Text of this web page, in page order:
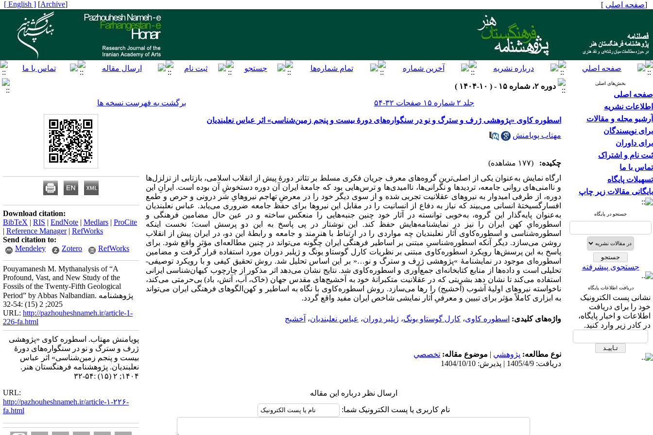
[صفحه اصلی ]
[
Archive
]
[ English ]
بخش‌های اصلی
صفحه اصلی
اطلاعات نشریه
آرشیو مجله و مقالات
برای نویسندگان
برای داوران
ثبت نام و اشتراک
تماس با ما
تسهیلات پایگاه
بایگانی مقالات زیر چاپ
جستجو در پایگاه
جستجوی پیشرفته
دریافت اطلاعات پایگاه
نشانی پست الکترونیک
خود را برای دریافت
اطلاعات و اخبار پایگاه،
در کادر زیر وارد کنید.
دوره ۲، شماره ۱۵ - ( ۱۰-۱۴۰۴ )
جلد ۲ شماره ۱۵ صفحات ۳۲-۵۴
برگشت به فهرست نسخه ها
اسطوره کاوی «پژوهشی ژرف و سترگ و نو در سنگواره‌های دورهٔ بیست و پنجم زمین‌شناسی» اثر عباس نعلبندیان
مهتاب پویامنش
چکیده:
(۱۷۷ مشاهده)
ارگاه نمایش به‌عنوان یکی از اصلی‌ترین گروه‌های معرف جریان فکری مسلط بر تئاتر دورهٔ پیش از انقلاب اسلامی، بازتابی از تزلزل‌ها
و ناامنی‌های روانی جامعه، تردیدها و نگرانی‌ها، ناامیدی‌ها و ترس‌هایی بود که جامعهٔ ایران آن دوره دستخوشِ آن بوده است. ایرانِ این
دوره، از طرفی امیدوار به نیروهای عقلانیت تجربی شده و از سوی دیگر خود را در معرضِ تهاجم نیروهایِ شر درونی و حرص و طمع
افسارگسیختهٔ انسانی می‌بیند که نیاز به دفاع از انسانیت را در مقابل این نیروها برای حفظ جامعه ضروری می‌یابد. عباس نعلبندیان
به‌عنوان پایه‌گذار این گروه، به‌خوبی توانسته در آثار خود چنین جنبه‌هایی را منعکس ساخته و در عین حال مضامین فرهنگی و
اسطوره‌ایِ کهن ایران را نیز در نمایشنامه‌هایش حفظ کند. این نوشتار در پی پاسخ به این دو پرسش است؛ نخست اینکه
اسطوره‌شناسی و اسطوره‌کاوی آثار نعلبندیان چه مواردی را در ارتباط با هنرمند و جامعه و رابطهٔ این دو، در ایران پیش از انقلاب
روشن می‌سازد. دیگر آنکه اسطوره‌شناسیِ مبتنی بر اساطیر فرهنگی ایران چگونه می‌تواند در چنین مطالعه‌ای مؤثر واقع شود. برای
پاسخ به این پرسش‌ها رویکرد اسطوره‌کاوی مبتنی بر نظریات کارل گوستاو یونگ و ژیلبر دوران مورد استفاده قرار گرفت و مضامین
اسطوره‌ای موجود در نمایشنامهٔ »پژوهشی ژرف و سترگ و نو…« بر این اساس تحلیل شد. روش تحقیق کیفی و با رویکرد توصیفی-
تحلیلی است و داده‌ها از منابع کتابخانه‌ای جمع‌آوری و اسطوره‌کاوی شد. نتایج نشان می‌دهد اثر مذکور از چارچوب کیهان‌شناسی ایرانی
استفاده می‌کند تا نشان دهد بشریتی که در عقلانیت متکبرانهٔ خود به آخشیج‌های مقدس جهان (خاک، آب، آتش، باد) بی‌حرمتی می‌کند،
ناخواسته نیروهای اولیهٔ آشوب (آخشیج) را رها می‌سازد. روش اسطوره‌کاوی با نگاه به اساطیر و کهن‌الگوهای فرهنگی ایران می‌تواند
به ابزاری کاملاً مؤثر برای تبیین و معرفیِ آثار نمایشی شاخص ایران مفید واقع گردد.
واژه‌های کلیدی: اسطوره کاوی، کارل گوستاو یونگ، ژیلبر دوران، عباس نعلبندیان، آخشیج
نوع مطالعه: پژوهشي | موضوع مقاله: تخصصي
دریافت: 1405/4/9 | پذیرش: 1404/10/10
ارسال نظر درباره این مقاله
نام کاربری یا پست الکترونیک شما:
Download citation:
BibTeX | RIS | EndNote | Medlars | ProCite
| Reference Manager| RefWorks
Send citation to:
Mendeley
Zotero RefWorks
Pouyamanesh M. Mythanalysis of “A
Profound, Vast, and New Study of the
Fossils of the Twenty-Fifth Geological
Period” by Abbas Nalbandian. پژوهشنامه
2025; 2 (15) :54-32
URL: http://pazhouheshnameh.ir/article-1-
226-fa.html
پویامنش مهتاب. اسطوره کاوی «پژوهشی
ژرف و سترگ و نو در سنگواره‌های دورهٔ
بیست و پنجم زمین‌شناسی» اثر عباس
نعلبندیان. پژوهشنامه فرهنگستان هنر.
۱۴۰۴; ۲ (۱۵) :۵۴-۳۲
URL:
http://pazhouheshnameh.ir/article-۱-۲۲۶-
fa.html